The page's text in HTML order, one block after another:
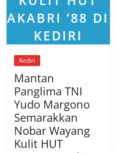
Kediri
Mantan
Panglima TNI
Yudo Margono
Semarakkan
Nobar Wayang
Kulit HUT